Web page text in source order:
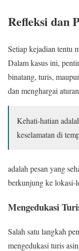
Refleksi dan
Setiap kejadian tentu
Dalam kasus ini,
binatang, turis,
dan menghargai
Kehati-hatian
keselamatan di
adalah pesan yang
berkunjung ke lokasi-
Mengedukasi
Salah satu langkah
mengedukasi turis